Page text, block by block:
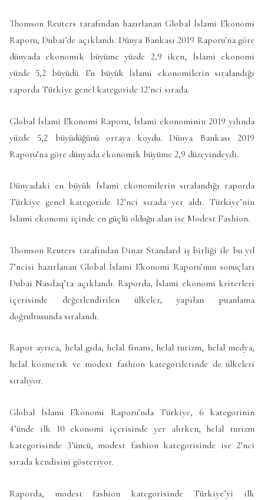
Thomson Reuters tarafından hazırlanan Global İslami Ekonomi
Raporu, Dubai’de açıklandı. Dünya Bankası 2019 Raporu’na göre
dünyada ekonomik büyüme yüzde 2,9 iken, İslami ekonomi
yüzde 5,2 büyüdü. En büyük İslami ekonomilerin sıralandığı
raporda Türkiye genel kategoride 12’nci sırada.
Global İslami Ekonomi Raporu, İslami ekonominin 2019 yılında
yüzde 5,2 büyüdüğünü ortaya koydu. Dünya Bankası 2019
Raporu’na göre dünyada ekonomik büyüme 2,9 düzeyindeydi.
Dünyadaki en büyük İslami ekonomilerin sıralandığı raporda
Türkiye genel kategoride 12’nci sırada yer aldı. Türkiye’nin
İslami ekonomi içinde en güçlü olduğu alan ise Modest Fashion.
Thomson Reuters tarafından Dinar Standard iş birliği ile bu yıl
7’ncisi hazırlanan Global İslami Ekonomi Raporu’nun sonuçları
Dubai Nasdaq’ta açıklandı. Raporda, İslami ekonomi kriterleri
içerisinde değerlendirilen ülkeler, yapılan puanlama
doğrultusunda sıralandı.
Rapor ayrıca, helal gıda, helal finans, helal turizm, helal medya,
helal kozmetik ve modest fashion kategorilerinde de ülkeleri
sıralıyor.
Global İslami Ekonomi Raporu’nda Türkiye, 6 kategorinin
4’ünde ilk 10 ekonomi içerisinde yer alırken, helal turizm
kategorisinde 3’üncü, modest fashion kategorisinde ise 2’nci
sırada kendisini gösteriyor.
Raporda, modest fashion kategorisinde Türkiye’yi ilk